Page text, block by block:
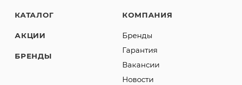
КАТАЛОГ
АКЦИИ
БРЕНДЫ
КОМПАНИЯ
Бренды
Гарантия
Вакансии
Новости